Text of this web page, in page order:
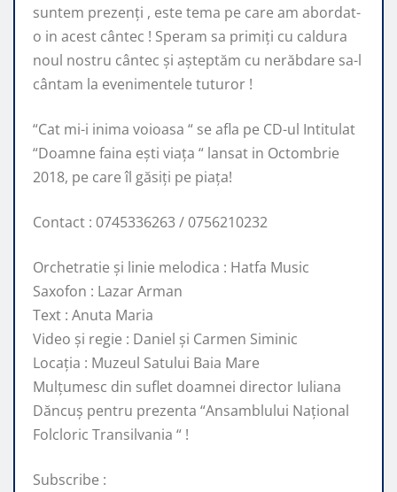
suntem prezenți , este tema pe care am abordat-
o in acest cântec ! Speram sa primiți cu caldura
noul nostru cântec și așteptăm cu nerăbdare sa-l
cântam la evenimentele tuturor !
“Cat mi-i inima voioasa “ se afla pe CD-ul Intitulat
“Doamne faina ești viața “ lansat in Octombrie
2018, pe care îl găsiți pe piața!
Contact : 0745336263 / 0756210232
Orchetratie și linie melodica : Hatfa Music
Saxofon : Lazar Arman
Text : Anuta Maria
Video și regie : Daniel și Carmen Siminic
Locația : Muzeul Satului Baia Mare
Mulțumesc din suflet doamnei director Iuliana
Dăncuș pentru prezenta “Ansamblului Național
Folcloric Transilvania “ !
Subscribe :